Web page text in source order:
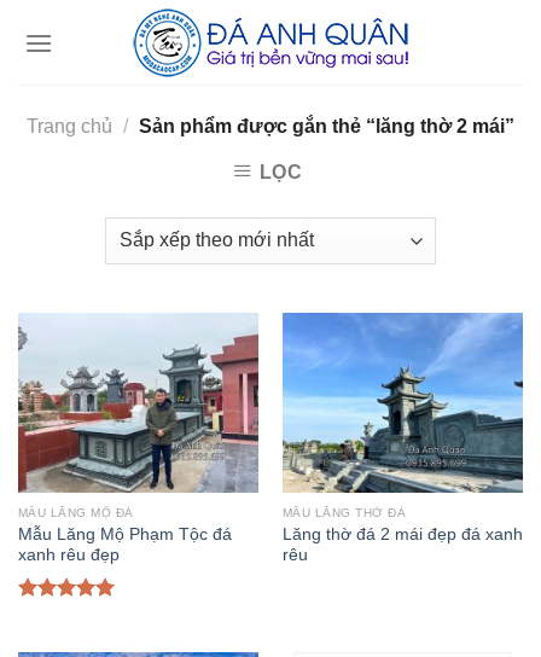
Trang chủ / Sản phẩm được gắn thẻ “lăng thờ 2 mái”
LỌC
MẪU LĂNG MỘ ĐÁ
Mẫu Lăng Mộ Phạm Tộc đá
xanh rêu đẹp
MẪU LĂNG THỜ ĐÁ
Lăng thờ đá 2 mái đẹp đá xanh
rêu